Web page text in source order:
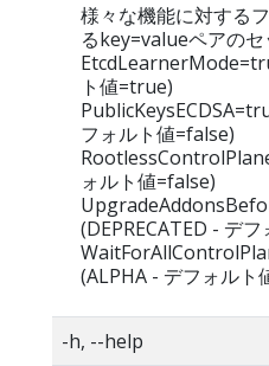
様々な機能に対する
るkey=valueペアの
ト値=true)
フォルト値=false)
ォルト値=false)
(DEPRECATED - デ
(ALPHA - デフォルト
-h, --help